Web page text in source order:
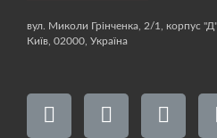
вул. Миколи Грінченка, 2/1, корпус
Київ, 02000, Україна